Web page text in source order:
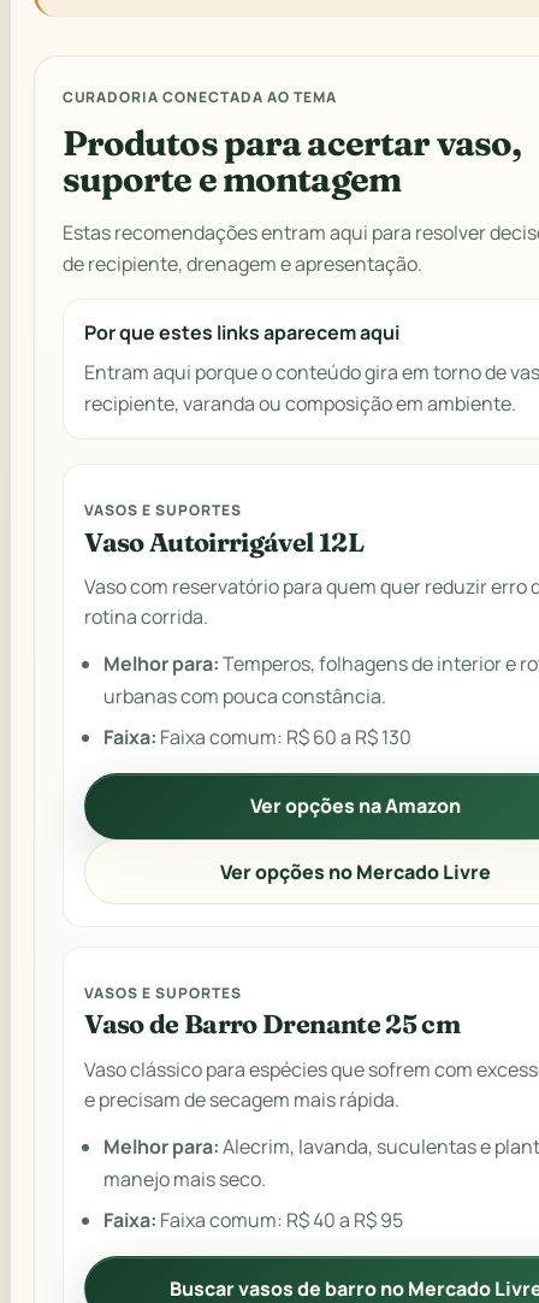
CURADORIA CONECTADA AO TEMA
Produtos para acertar vaso,
suporte e montagem
Estas recomendações entram aqui para resolver
de recipiente, drenagem e apresentação.
Por que estes links aparecem aqui
Entram aqui porque o conteúdo gira em torno de
recipiente, varanda ou composição em ambiente.
VASOS E SUPORTES
Vaso Autoirrigável 12L
Vaso com reservatório para quem quer reduzir erro
rotina corrida.
Melhor para:Temperos, folhagens de interior e
urbanas com pouca constância.
Faixa: Faixa comum: R$ 60 a R$ 130
Ver opções na Amazon
Ver opções no Mercado Livre
VASOS E SUPORTES
Vaso de Barro Drenante 25 cm
Vaso clássico para espécies que sofrem com
e precisam de secagem mais rápida.
Melhor para:Alecrim, lavanda, suculentas e
manejo mais seco.
Faixa: Faixa comum: R$ 40 a R$ 95
Buscar vasos de barro no Mercado